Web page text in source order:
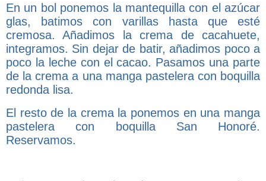
En un bol ponemos la mantequilla con el azúcar
glas, batimos con varillas hasta que esté
cremosa. Añadimos la crema de cacahuete,
integramos. Sin dejar de batir, añadimos poco a
poco la leche con el cacao. Pasamos una parte
de la crema a una manga pastelera con boquilla
redonda lisa.
El resto de la crema la ponemos en una manga
pastelera con boquilla San Honoré.
Reservamos.